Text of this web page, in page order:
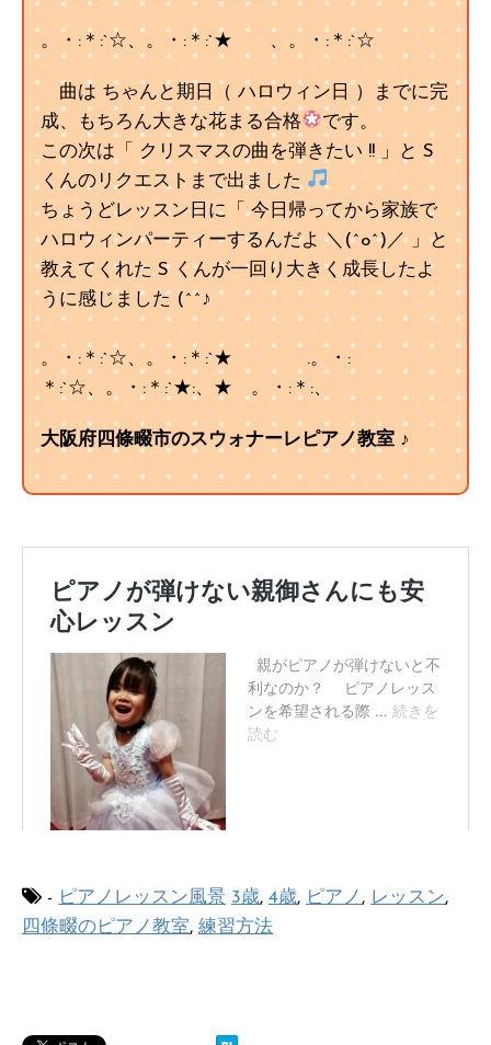
。・:＊:`☆、。・:＊:`★ 、。・:＊:`☆
曲は ちゃんと期日（ ハロウィン日 ）までに完
成、もちろん大きな花まる合格
です。
この次は「 クリスマスの曲を弾きたい !! 」と S
くんのリクエストまで出ました
ちょうどレッスン日に「 今日帰ってから家族で
ハロウィンパーティーするんだよ ＼(^o^)／ 」と
教えてくれた S くんが一回り大きく成長したよ
うに感じました (^^♪
。・:＊:`☆、。・:＊:`★ .。・:
＊:`☆、。・:＊:`★:、★ 。・:＊:、
大阪府四條畷市のスウォナーレピアノ教室 ♪
- ピアノレッスン風景 3歳, 4歳, ピアノ , レッスン,
四條畷のピアノ教室, 練習方法